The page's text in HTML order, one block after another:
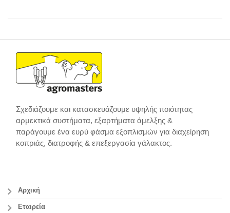
Σχεδιάζουμε και κατασκευάζουμε υψηλής ποιότητας
αρμεκτικά συστήματα, εξαρτήματα άμελξης &
παράγουμε ένα ευρύ φάσμα εξοπλισμών για διαχείρηση
κοπριάς, διατροφής & επεξεργασία γάλακτος.
Αρχική
Εταιρεία